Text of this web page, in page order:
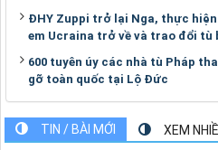
ĐHY Zuppi trở lại Nga, thực
em Ucraina trở về và trao đổi tù
600 tuyên úy các nhà tù Pháp
gỡ toàn quốc tại Lộ Đức
TIN / BÀI MỚI XEM